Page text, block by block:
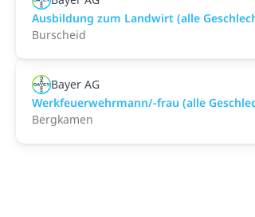
Ausbildung zum Landwirt (alle
Burscheid
Bayer AG
Werkfeuerwehrmann/-frau (alle
Bergkamen